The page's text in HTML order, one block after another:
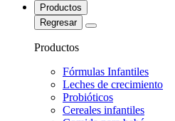
Productos
Regresar
Productos
Fórmulas Infantiles
Leches de crecimiento
Probióticos
Cereales infantiles